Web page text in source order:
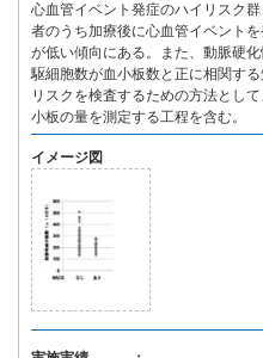
心血管イベント発症のハイリスク
者のうち加療後に心血管イベント
が低い傾向にある。また、動脈硬
駆細胞数が血小板数と正に相関す
リスクを検査するための方法とし
小板の量を測定する工程を含む。
イメージ図